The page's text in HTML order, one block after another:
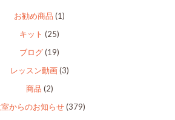
お勧め商品 (1)
キット (25)
ブログ(19)
レッスン動画(3)
商品 (2)
からのお知らせ(379)